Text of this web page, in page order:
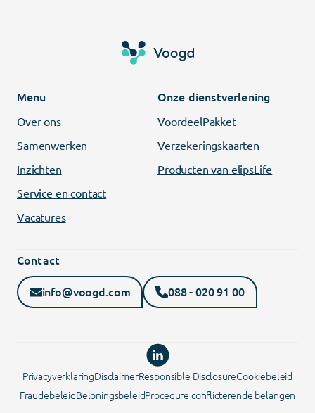
Menu
Over ons
Samenwerken
Inzichten
Service en contact
Vacatures
Onze dienstverlening
VoordeelPakket
Verzekeringskaarten
Producten van elipsLife
Contact
info@voogd.com 088 - 020 91 00
PrivacyverklaringDisclaimerResponsible DisclosureCookiebeleid
FraudebeleidBeloningsbeleidProcedure conflicterende belangen